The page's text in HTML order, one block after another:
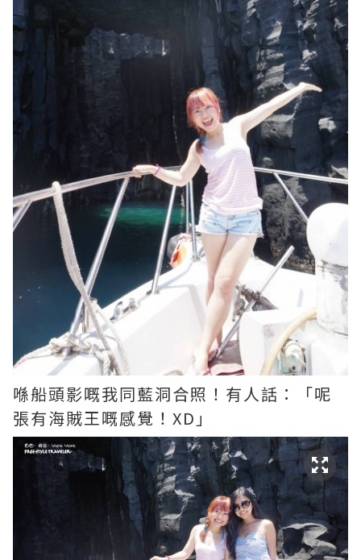
喺船頭影嘅我同藍洞合照！有人話：「呢
張有海賊王嘅感覺！XD」